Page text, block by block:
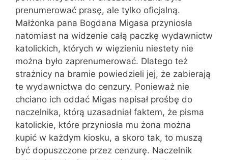
prenumerować prasę, ale tylko oficjalną.
Małżonka pana Bogdana Migasa przyniosła
natomiast na widzenie całą paczkę wydawnictw
katolickich, których w więzieniu niestety nie
można było zaprenumerować. Dlatego też
strażnicy na bramie powiedzieli jej, że zabierają
te wydawnictwa do cenzury. Ponieważ nie
chciano ich oddać Migas napisał prośbę do
naczelnika, którą uzasadniał faktem, że pisma
katolickie, które przyniosła mu żona można
kupić w każdym kiosku, a skoro tak, to muszą
być dopuszczone przez cenzurę. Naczelnik